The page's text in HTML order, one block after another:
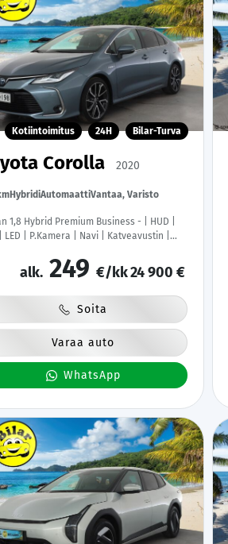
Kotiintoimitus 24H Bilar-Turva
Corolla 2020
HybridiAutomaattiVantaa, Varisto
1,8 Hybrid Premium Business - | HUD |
LED | P.Kamera | Navi | Katveavustin |
| 1-om Suomi-auto | Kahdet renkaat
alk. 249 €/kk24 900 €
Soita
Varaa auto
WhatsApp